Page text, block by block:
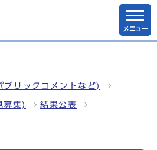
メニュー
ブリックコメントなど)
募集) 結果公表